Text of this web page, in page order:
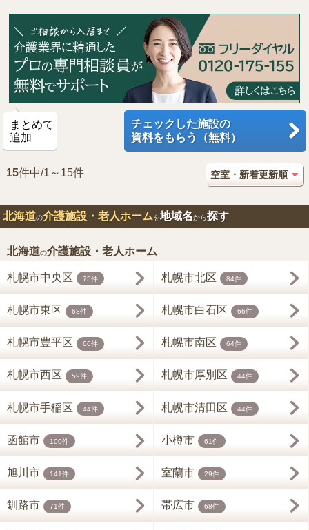
まとめて
追加
チェックした施設の
資料をもらう（無料）
15件中/1～15件
北海道の介護施設・老人ホームを地域名から探す
北海道の介護施設・老人ホーム
札幌市中央区 75件 札幌市北区 84件
札幌市東区 68件 札幌市白石区 66件
札幌市豊平区 66件 札幌市南区 64件
札幌市西区 59件 札幌市厚別区 44件
札幌市手稲区 44件 札幌市清田区 44件
函館市 100件 小樽市 61件
旭川市 141件 室蘭市 29件
釧路市 71件 帯広市 68件